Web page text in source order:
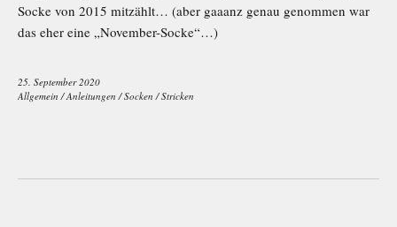
Socke von 2015 mitzählt… (aber gaaanz genau genommen war
das eher eine „November-Socke“…)
25. September 2020
Allgemein /Anleitungen /Socken /Stricken